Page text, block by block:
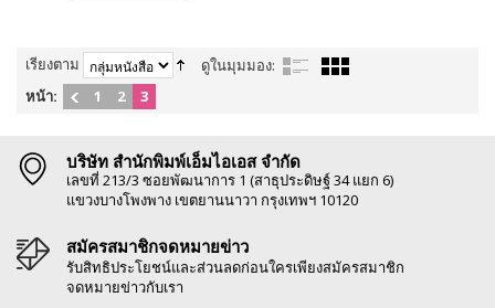
เรียงตาม
ดูในมุมมอง:
หน้า:
1 2 3
บริษัท สำนักพิมพ์เอ็มไอเอส จำกัด
เลขที่ 213/3 ซอยพัฒนาการ 1 (สาธุประดิษฐ์ 34 แยก 6)
แขวงบางโพงพาง เขตยานนาวา กรุงเทพฯ 10120
สมัครสมาชิกจดหมายข่าว
รับสิทธิประโยชน์และส่วนลดก่อนใครเพียงสมัครสมาชิก
จดหมายข่าวกับเรา